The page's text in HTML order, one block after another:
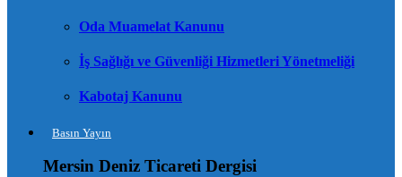
Oda Muamelat Kanunu
İş Sağlığı ve Güvenliği Hizmetleri Yönetmeliği
Kabotaj Kanunu
Basın Yayın
Mersin Deniz Ticareti Dergisi